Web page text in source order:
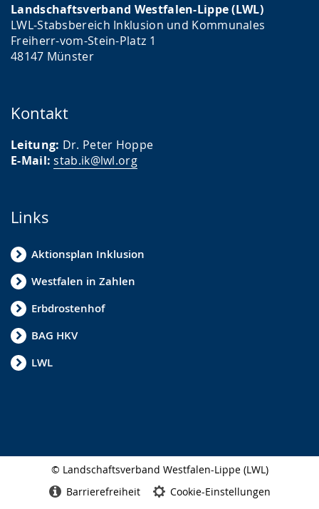
Landschaftsverband Westfalen-Lippe (LWL)
LWL-Stabsbereich Inklusion und Kommunales
Freiherr-vom-Stein-Platz 1
48147 Münster
Kontakt
Leitung: Dr. Peter Hoppe
E-Mail:stab.ik@lwl.org
Links
Aktionsplan Inklusion
Westfalen in Zahlen
Erbdrostenhof
BAG HKV
LWL
© Landschaftsverband Westfalen-Lippe (LWL)
Barrierefreiheit Cookie-Einstellungen